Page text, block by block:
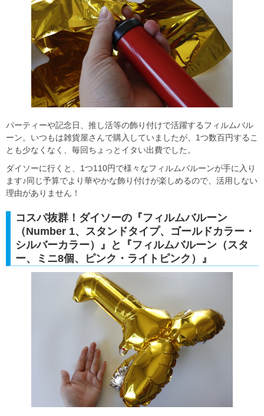
パーティーや記念日、推し活等の飾り付けで活躍するフィルムバル
ーン。いつもは雑貨屋さんで購入していましたが、1つ数百円するこ
とも少なくなく、毎回ちょっとイタい出費でした。
ダイソーに行くと、1つ110円で様々なフィルムバルーンが手に入り
ます♪同じ予算でより華やかな飾り付けが楽しめるので、活用しない
理由がありません！
コスパ抜群！ダイソーの『フィルムバルーン
（Number 1、スタンドタイプ、ゴールドカラー・
シルバーカラー）』と『フィルムバルーン（スタ
ー、ミニ8個、ピンク・ライトピンク）』